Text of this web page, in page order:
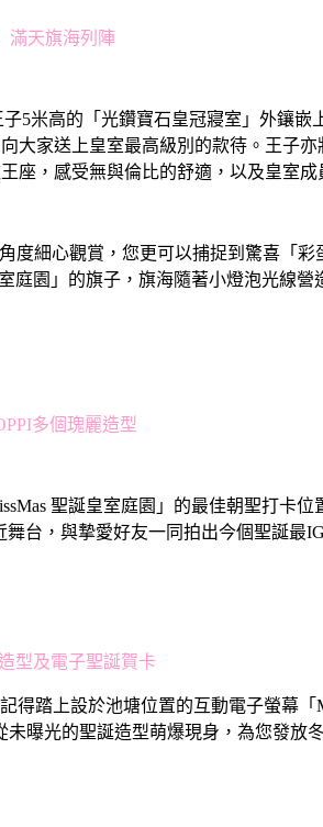
滿天旗海列陣
5米高的「光鑽寶石皇冠寢室」外鑲嵌
大家送上皇室最高級別的款待。王子
座，感受無與倫比的舒適，以及皇室成
度細心觀賞，您更可以捕捉到驚喜「
庭園」的旗子，旗海隨著小燈泡光線
多個瑰麗造型
聖誕皇室庭園」的最佳朝聖打卡位
台，與摯愛好友一同拍出今個聖誕最
型及電子聖誕賀卡
得踏上設於池塘位置的互動電子螢幕「
曝光的聖誕造型萌爆現身，為您發放